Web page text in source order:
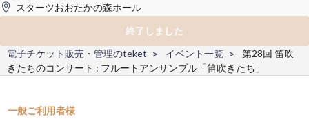
スターツおおたかの森ホール
終了しました
電子チケット販売・管理のteket
イベント一覧
第28回 笛吹
きたちのコンサート : フルートアンサンブル「笛吹きたち」
一般ご利用者様